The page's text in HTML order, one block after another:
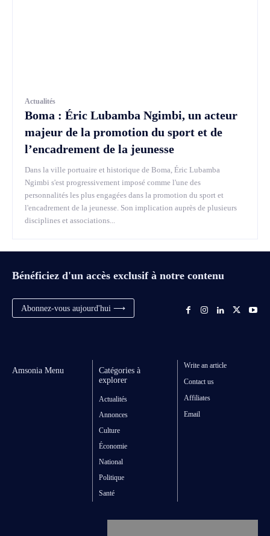
Actualités
Boma : Éric Lubamba Ngimbi, un acteur
majeur de la promotion du sport et de
l’encadrement de la jeunesse
Dans la ville portuaire et historique de Boma, Éric Lubamba
Ngimbi s'est progressivement imposé comme l'une des
personnalités les plus engagées dans la promotion du sport et
l'encadrement de la jeunesse. Son implication auprès de plusieurs
disciplines et associations...
Bénéficiez d'un accès exclusif à notre contenu
Abonnez-vous aujourd'hui ⟶
Amsonia Menu
Catégories à
explorer
Actualités
Annonces
Culture
Économie
National
Politique
Santé
Write an article
Contact us
Affiliates
Email